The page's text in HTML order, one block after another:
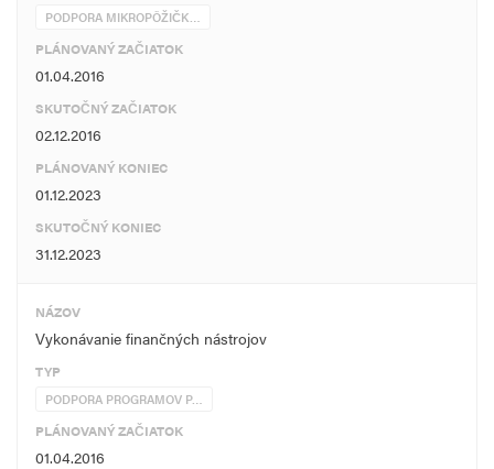
PODPORA MIKROPÔŽIČK…
PLÁNOVANÝ ZAČIATOK
01.04.2016
SKUTOČNÝ ZAČIATOK
02.12.2016
PLÁNOVANÝ KONIEC
01.12.2023
SKUTOČNÝ KONIEC
31.12.2023
NÁZOV
Vykonávanie finančných nástrojov
TYP
PODPORA PROGRAMOV P…
PLÁNOVANÝ ZAČIATOK
01.04.2016